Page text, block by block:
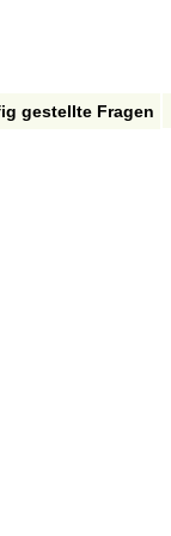
gestellte Fragen